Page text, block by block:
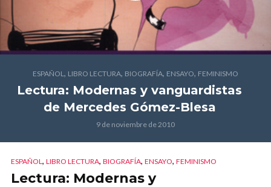
ESPAÑOL, LIBRO LECTURA, BIOGRAFÍA, ENSAYO, FEMINISMO
Lectura: Modernas y vanguardistas
de Mercedes Gómez-Blesa
9 de noviembre de 2010
ESPAÑOL, LIBRO LECTURA, BIOGRAFÍA, ENSAYO, FEMINISMO
Lectura: Modernas y